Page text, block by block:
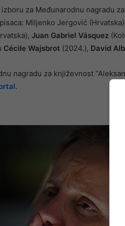
za Međunarodnu nagradu
Miljenko Jergović
Juan Gabriel Vásquez
Cécile Wajsbrot (2024.), David
nagradu za književnost
.